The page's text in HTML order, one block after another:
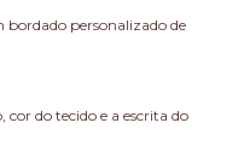
bordado personalizado de
cor do tecido e a escrita do